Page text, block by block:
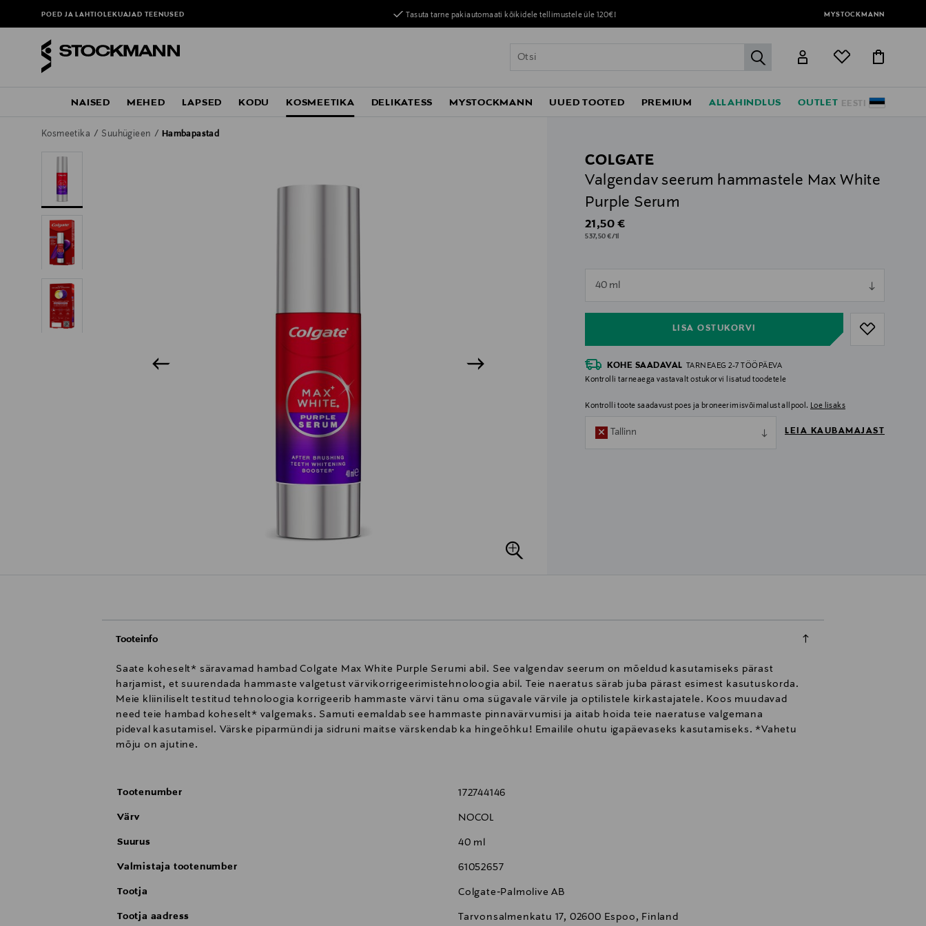
POED JA LAHTIOLEKUAJADTEENUSED Tasuta tarne pakiautomaati kõikidele tellimustele üle 120€! MYSTOCKMANN
label.header.go
EESTI
NAISED MEHED LAPSED KODU KOSMEETIKA DELIKATESS MYSTOCKMANN UUED TOOTED PREMIUM ALLAHINDLUS OUTLET
Kosmeetika Suuhügieen Hambapastad
COLGATE
Valgendav seerum hammastele Max White
Purple Serum
Original Price
21,50 €
537,50 €/1l
40 ml
LISA OSTUKORVI
null
KOHE SAADAVAL TARNEAEG 2-7 TÖÖPÄEVA
Kontrolli tarneaega vastavalt ostukorvi lisatud toodetele
Kontrolli toote saadavust poes ja broneerimisvõimalust allpool. Loe lisaks
Tallinn LEIA KAUBAMAJAST
Tooteinfo
Saate koheselt* säravamad hambad Colgate Max White Purple Serumi abil. See valgendav seerum on mõeldud kasutamiseks pärast
harjamist, et suurendada hammaste valgetust värvikorrigeerimistehnoloogia abil. Teie naeratus särab juba pärast esimest kasutuskorda.
Meie kliiniliselt testitud tehnoloogia korrigeerib hammaste värvi tänu oma sügavale värvile ja optilistele kirkastajatele. Koos muudavad
need teie hambad koheselt* valgemaks. Samuti eemaldab see hammaste pinnavärvumisi ja aitab hoida teie naeratuse valgemana
pideval kasutamisel. Värske piparmündi ja sidruni maitse värskendab ka hingeõhku! Emailile ohutu igapäevaseks kasutamiseks. *Vahetu
mõju on ajutine.
Tootenumber 172744146
Värv NOCOL
Suurus 40 ml
Valmistaja tootenumber 61052657
Tootja Colgate‑Palmolive AB
Tootja aadress Tarvonsalmenkatu 17, 02600 Espoo, Finland